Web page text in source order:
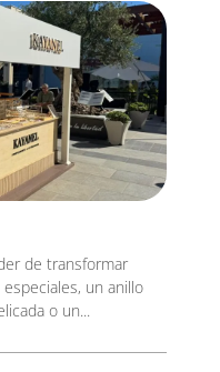
de transformar
un anillo
o un...